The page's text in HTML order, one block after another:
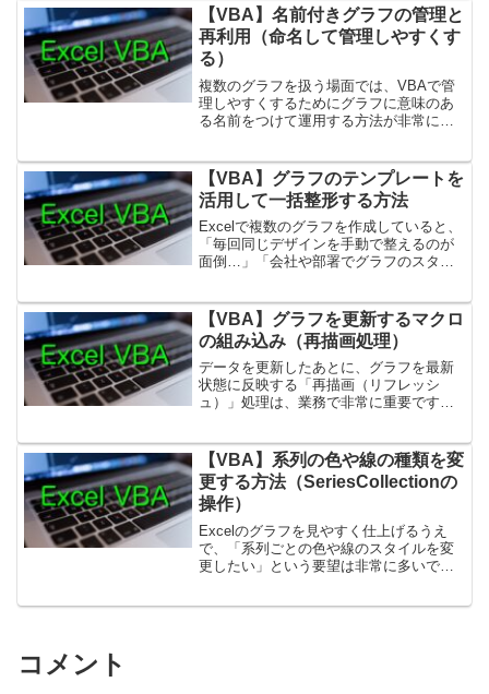
時にどう動くか」をきちんとコントロー
ルしておくことが重...
【VBA】名前付きグラフの管理と
再利用（命名して管理しやすくす
る）
複数のグラフを扱う場面では、VBAで管
理しやすくするためにグラフに意味のあ
る名前をつけて運用する方法が非常に効
ないグラフを操作してしまう原因となり
ま...
【VBA】グラフのテンプレートを
活用して一括整形する方法
Excelで複数のグラフを作成していると、
「毎回同じデザインを手動で整えるのが
面倒…」「会社や部署でグラフのスタイ
グラフテンプレート（.crtxファイル）**
の活用で...
【VBA】グラフを更新するマクロ
の組み込み（再描画処理）
データを更新したあとに、グラフを最新
状態に反映する「再描画（リフレッシ
ュ）」処理は、業務で非常に重要です。
データが増える Excel では、グラフを手
作業で修正するのは手...
【VBA】系列の色や線の種類を変
更する方法（SeriesCollectionの
操作）
Excelのグラフを見やすく仕上げるうえ
で、「系列ごとの色や線のスタイルを変
更したい」という要望は非常に多いで
コメント